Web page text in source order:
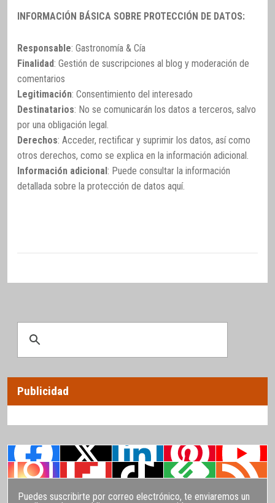
INFORMACIÓN BÁSICA SOBRE PROTECCIÓN DE DATOS:
Responsable: Gastronomía & Cía
Finalidad: Gestión de suscripciones al blog y moderación de
comentarios
Legitimación: Consentimiento del interesado
Destinatarios: No se comunicarán los datos a terceros, salvo
por una obligación legal.
Derechos: Acceder, rectificar y suprimir los datos, así como
otros derechos, como se explica en la información adicional.
Información adicional: Puede consultar la información
detallada sobre la protección de datos aquí.
Publicidad
Puedes suscribirte por correo electrónico, te enviaremos un